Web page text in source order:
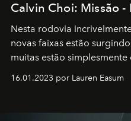
Calvin Choi: Missão
Nesta rodovia
novas faixas estão
muitas estão
transportador AMTD
por propósitos, com um
16.01.2023 por Lauren Easum